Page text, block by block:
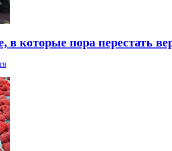
в которые пора перестать